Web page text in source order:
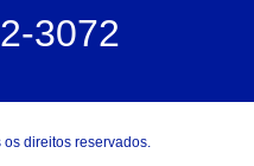
3072
os direitos reservados.